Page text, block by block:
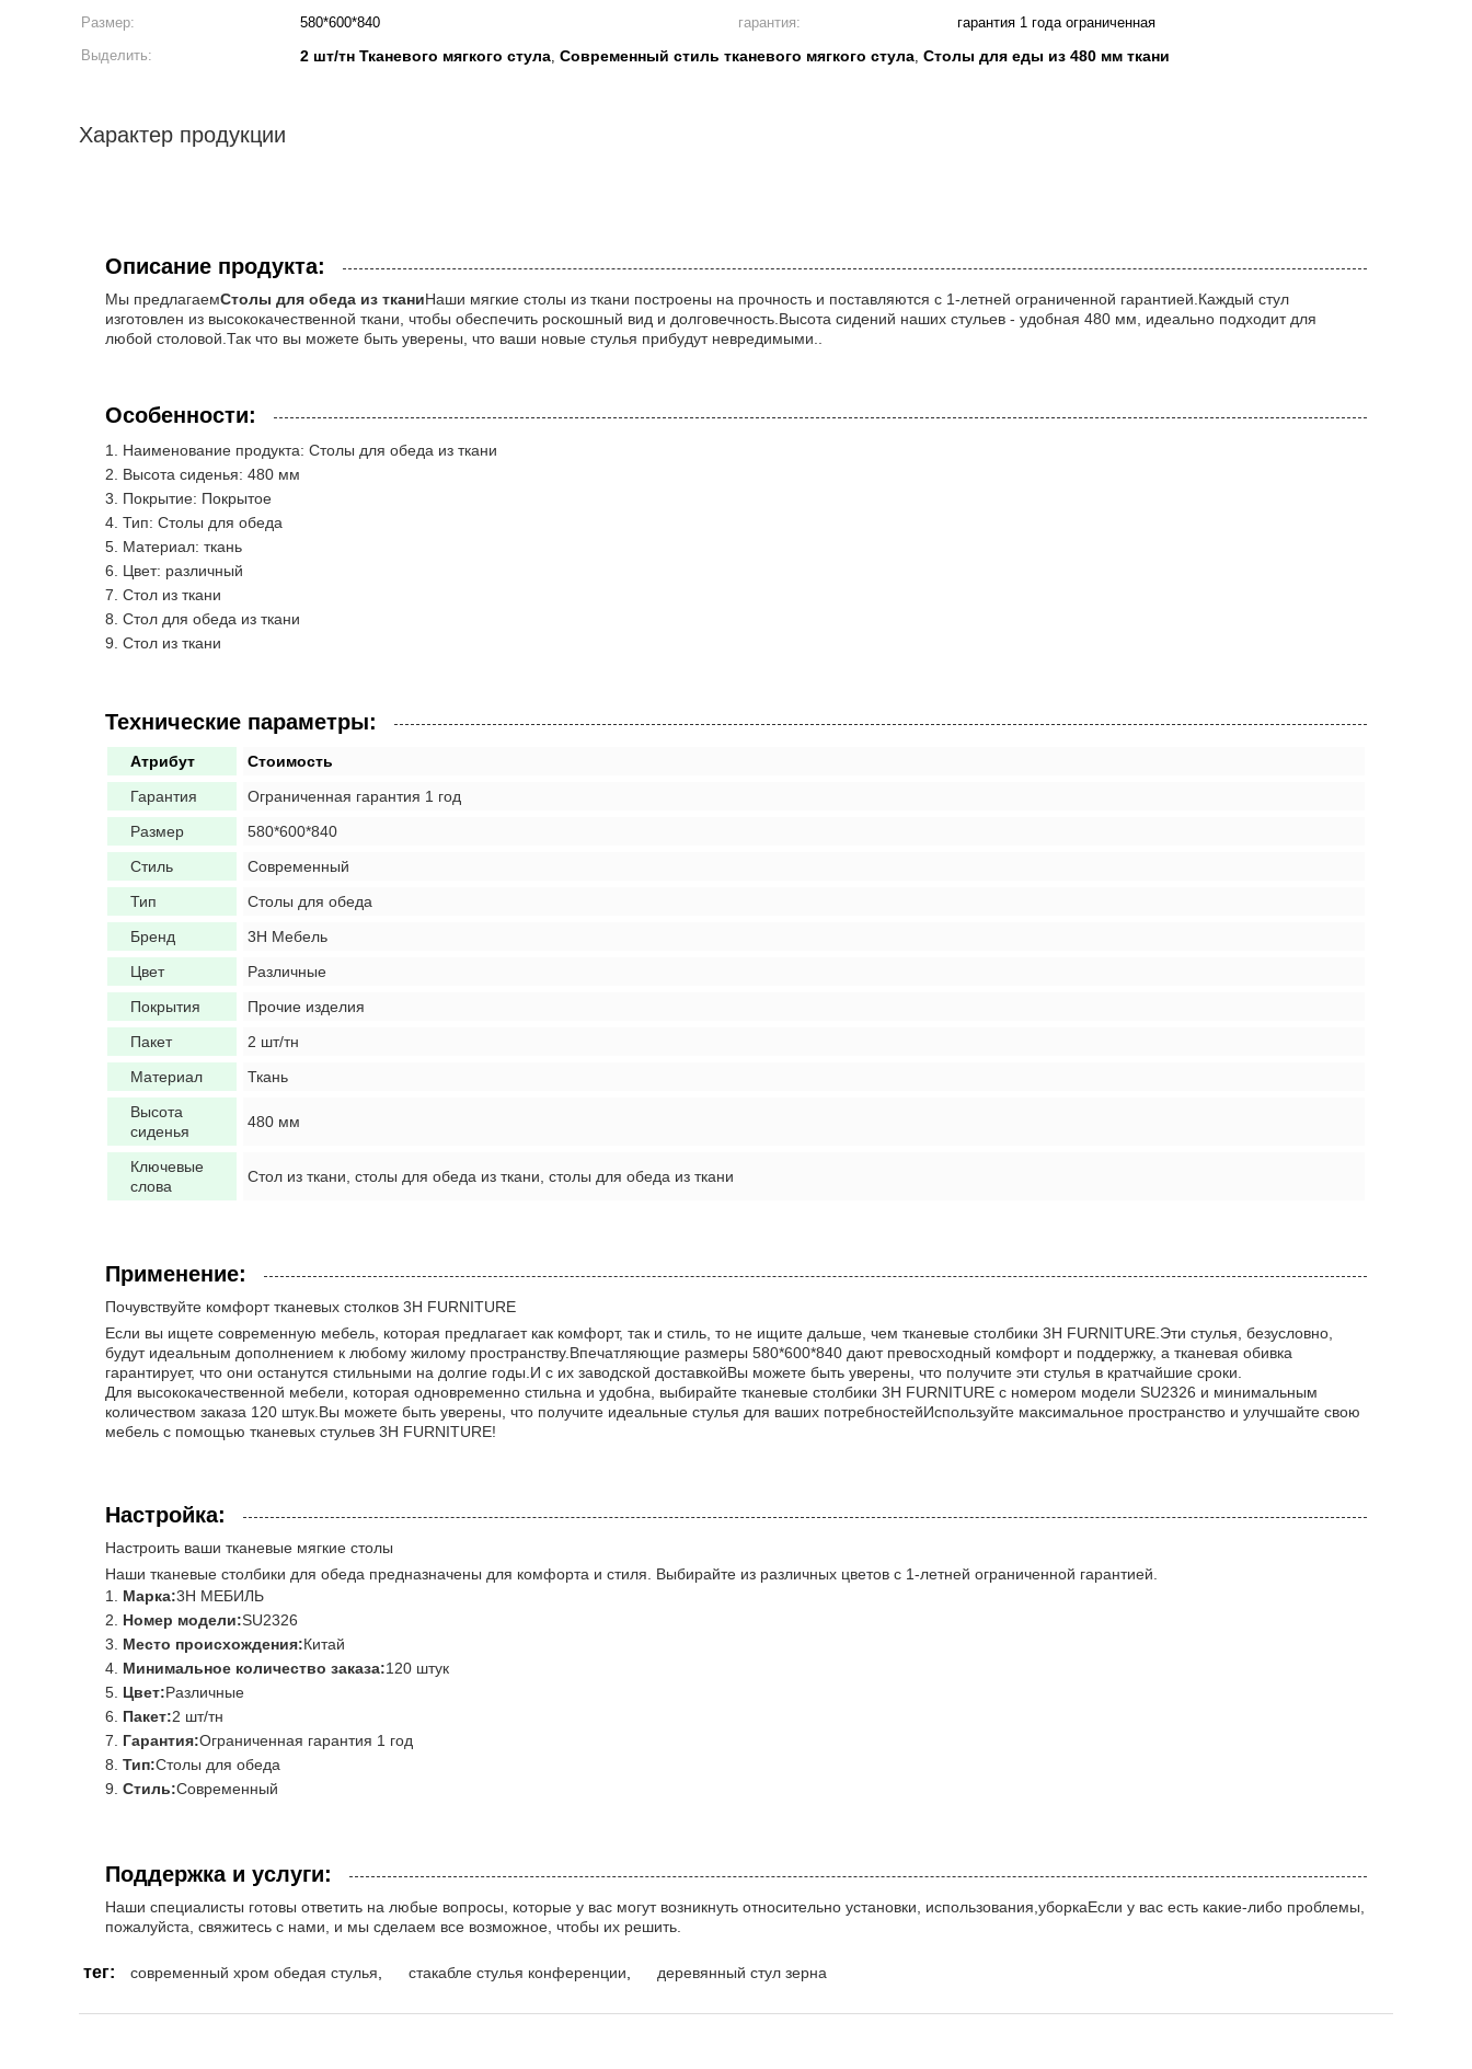
Размер:
580*600*840 гарантия:
гарантия 1 года ограниченная
Выделить:
2 шт/тн Тканевого мягкого стула, Современный стиль тканевого мягкого стула, Столы для еды из 480 мм ткани
Характер продукции
Описание продукта:
Мы предлагаемСтолы для обеда из тканиНаши мягкие столы из ткани построены на прочность и поставляются с 1-летней ограниченной гарантией.Каждый стул
изготовлен из высококачественной ткани, чтобы обеспечить роскошный вид и долговечность.Высота сидений наших стульев - удобная 480 мм, идеально подходит для
любой столовой.Так что вы можете быть уверены, что ваши новые стулья прибудут невредимыми..
Особенности:
Наименование продукта: Столы для обеда из ткани
Высота сиденья: 480 мм
Покрытие: Покрытое
Тип: Столы для обеда
Материал: ткань
Цвет: различный
Стол из ткани
Стол для обеда из ткани
Стол из ткани
Технические параметры:
Атрибут
Стоимость
Гарантия
Ограниченная гарантия 1 год
Размер
580*600*840
Стиль
Современный
Тип
Столы для обеда
Бренд
3H Мебель
Цвет
Различные
Покрытия
Прочие изделия
Пакет
2 шт/тн
Материал
Ткань
Высота
сиденья
480 мм
Ключевые
слова
Стол из ткани, столы для обеда из ткани, столы для обеда из ткани
Применение:
Почувствуйте комфорт тканевых столков 3H FURNITURE
Если вы ищете современную мебель, которая предлагает как комфорт, так и стиль, то не ищите дальше, чем тканевые столбики 3H FURNITURE.Эти стулья, безусловно,
будут идеальным дополнением к любому жилому пространству.Впечатляющие размеры 580*600*840 дают превосходный комфорт и поддержку, а тканевая обивка
гарантирует, что они останутся стильными на долгие годы.И с их заводской доставкойВы можете быть уверены, что получите эти стулья в кратчайшие сроки.
Для высококачественной мебели, которая одновременно стильна и удобна, выбирайте тканевые столбики 3H FURNITURE с номером модели SU2326 и минимальным
количеством заказа 120 штук.Вы можете быть уверены, что получите идеальные стулья для ваших потребностейИспользуйте максимальное пространство и улучшайте свою
мебель с помощью тканевых стульев 3H FURNITURE!
Настройка:
Настроить ваши тканевые мягкие столы
Наши тканевые столбики для обеда предназначены для комфорта и стиля. Выбирайте из различных цветов с 1-летней ограниченной гарантией.
Марка:3H МЕБИЛЬ
Номер модели:SU2326
Место происхождения:Китай
Минимальное количество заказа:120 штук
Цвет:Различные
Пакет:2 шт/тн
Гарантия:Ограниченная гарантия 1 год
Тип:Столы для обеда
Стиль:Современный
Поддержка и услуги:
Наши специалисты готовы ответить на любые вопросы, которые у вас могут возникнуть относительно установки, использования,уборкаЕсли у вас есть какие-либо проблемы,
пожалуйста, свяжитесь с нами, и мы сделаем все возможное, чтобы их решить.
тег: современный хром обедая стулья стакабле стулья конференции деревянный стул зерна